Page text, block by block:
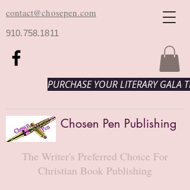
contact@chosepen.com
910.758.1811
PURCHASE YOUR LITERARY GALA
Chosen Pen Publishing
The Writer's Preferred Choice For
Christian Book Publishing